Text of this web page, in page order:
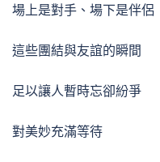
場上是對手、場下是伴侶
這些團結與友誼的瞬間
足以讓人暫時忘卻紛爭
對美妙充滿等待